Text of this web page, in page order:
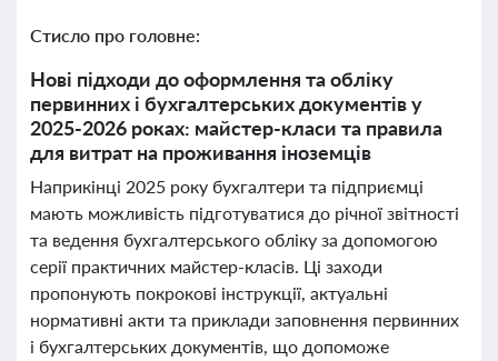
Стисло про головне:
Нові підходи до оформлення та обліку
первинних і бухгалтерських документів у
2025-2026 роках: майстер-класи та правила
для витрат на проживання іноземців
Наприкінці 2025 року бухгалтери та підприємці
мають можливість підготуватися до річної звітності
та ведення бухгалтерського обліку за допомогою
серії практичних майстер-класів. Ці заходи
пропонують покрокові інструкції, актуальні
нормативні акти та приклади заповнення первинних
і бухгалтерських документів, що допоможе